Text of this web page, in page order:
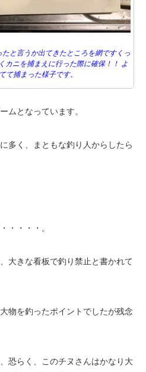
と言うか出てきたところを網ですくっ
ニを捕まえに行った際に確保！！ よ
て捕まった様子です。
ムとなっています。
多く、まともな釣り人からしたら
・・・・。
大きな看板で釣り禁止と書かれて
物を釣ったポイントでしたが残念
恐らく、このチヌさんはかなり大